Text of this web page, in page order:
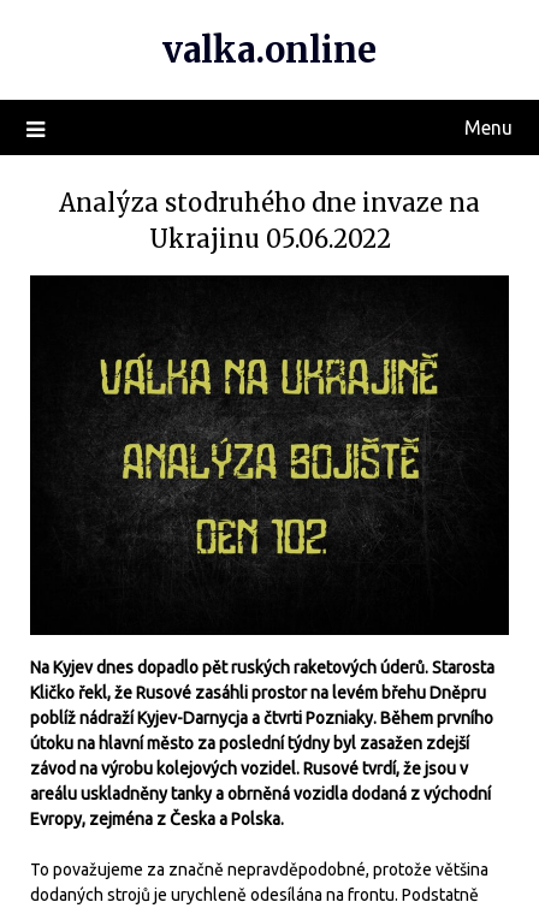
valka.online
Menu
Analýza stodruhého dne invaze na
Ukrajinu 05.06.2022
Na Kyjev dnes dopadlo pět ruských raketových úderů. Starosta
Kličko řekl, že Rusové zasáhli prostor na levém břehu Dněpru
poblíž nádraží Kyjev-Darnycja a čtvrti Pozniaky. Během prvního
útoku na hlavní město za poslední týdny byl zasažen zdejší
závod na výrobu kolejových vozidel. Rusové tvrdí, že jsou v
areálu uskladněny tanky a obrněná vozidla dodaná z východní
Evropy, zejména z Česka a Polska.
To považujeme za značně nepravděpodobné, protože většina
dodaných strojů je urychleně odesílána na frontu. Podstatně